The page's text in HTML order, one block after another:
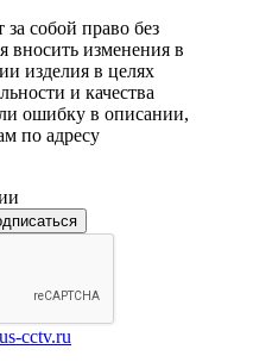
за собой право без
вносить изменения в
изделия в целях
и качества
ошибку в описании,
по адресу
cctv.ru